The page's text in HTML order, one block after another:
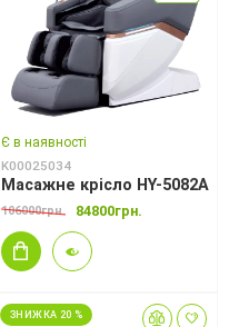
Є в наявності
K00025034
Масажне крісло HY-5082A
106000грн. 84800грн.
ЗНИЖКА 20 %